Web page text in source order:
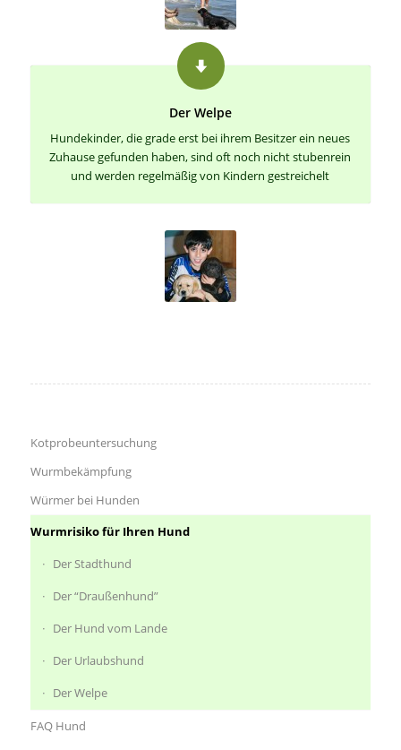
Der Welpe
Hundekinder, die grade erst bei ihrem Besitzer ein neues
Zuhause gefunden haben, sind oft noch nicht stubenrein
und werden regelmäßig von Kindern gestreichelt
Kotprobeuntersuchung
Wurmbekämpfung
Würmer bei Hunden
Wurmrisiko für Ihren Hund
Der Stadthund
Der “Draußenhund”
Der Hund vom Lande
Der Urlaubshund
Der Welpe
FAQ Hund